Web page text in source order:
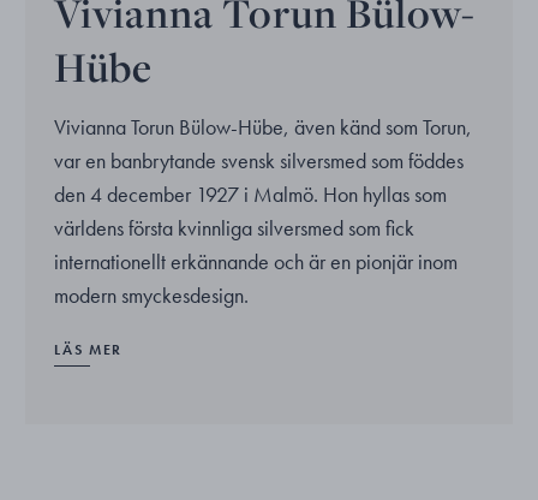
Vivianna Torun Bülow-
Hübe
Vivianna Torun Bülow-Hübe, även känd som Torun,
var en banbrytande svensk silversmed som föddes
den 4 december 1927 i Malmö. Hon hyllas som
världens första kvinnliga silversmed som fick
internationellt erkännande och är en pionjär inom
modern smyckesdesign.
LÄS MER